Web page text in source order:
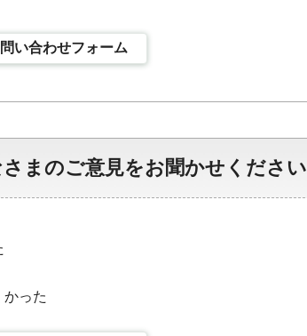
い合わせフォーム
まのご意見をお聞かせください
かった